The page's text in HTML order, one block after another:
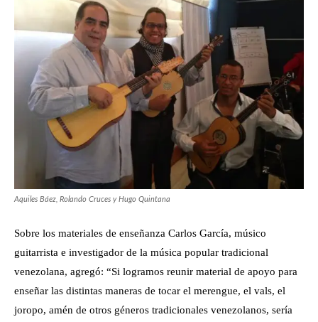
Aquiles Báez, Rolando Cruces y Hugo Quintana
Sobre los materiales de enseñanza Carlos García, músico
guitarrista e investigador de la música popular tradicional
venezolana, agregó: “Si logramos reunir material de apoyo para
enseñar las distintas maneras de tocar el merengue, el vals, el
joropo, amén de otros géneros tradicionales venezolanos, sería